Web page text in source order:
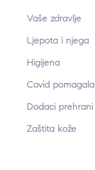
Vaše zdravlje
Ljepota i njega
Higijena
Covid pomagala
Dodaci prehrani
Zaštita kože